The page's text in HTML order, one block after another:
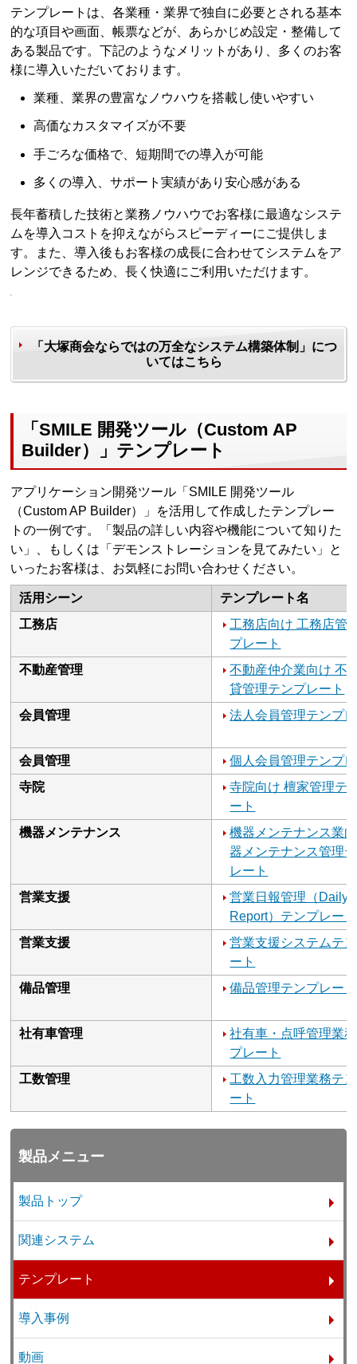
テンプレートは、各業種・業界で独自に必要とされる基本
的な項目や画面、帳票などが、あらかじめ設定・整備して
ある製品です。下記のようなメリットがあり、多くのお客
様に導入いただいております。
業種、業界の豊富なノウハウを搭載し使いやすい
高価なカスタマイズが不要
手ごろな価格で、短期間での導入が可能
多くの導入、サポート実績があり安心感がある
長年蓄積した技術と業務ノウハウでお客様に最適なシステ
ムを導入コストを抑えながらスピーディーにご提供しま
す。また、導入後もお客様の成長に合わせてシステムをア
レンジできるため、長く快適にご利用いただけます。
「大塚商会ならではの万全なシステム構築体制」につ
いてはこちら
「SMILE 開発ツール（Custom AP
Builder）」テンプレート
アプリケーション開発ツール「SMILE 開発ツール
（Custom AP Builder）」を活用して作成したテンプレー
トの一例です。「製品の詳しい内容や機能について知りた
い」、もしくは「デモンストレーションを見てみたい」と
いったお客様は、お気軽にお問い合わせください。
活用シーン
テンプレート名
工務店
工務店向け 工務店管
プレート
不動産管理
不動産仲介業向け 不
貸管理テンプレート
会員管理
法人会員管理テンプ
会員管理
個人会員管理テンプ
寺院
寺院向け 檀家管理テ
ート
機器メンテナンス
機器メンテナンス業
器メンテナンス管理
レート
営業支援
営業日報管理（Daily
Report）テンプレート
営業支援
営業支援システムテ
ート
備品管理
備品管理テンプレート
社有車管理
社有車・点呼管理業
プレート
工数管理
工数入力管理業務テ
ート
製品メニュー
製品トップ
関連システム
テンプレート
導入事例
動画